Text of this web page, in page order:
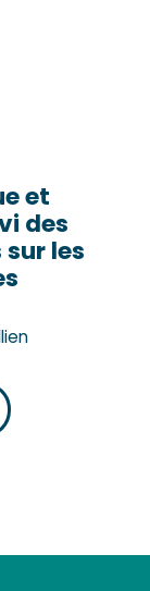
et
des
les